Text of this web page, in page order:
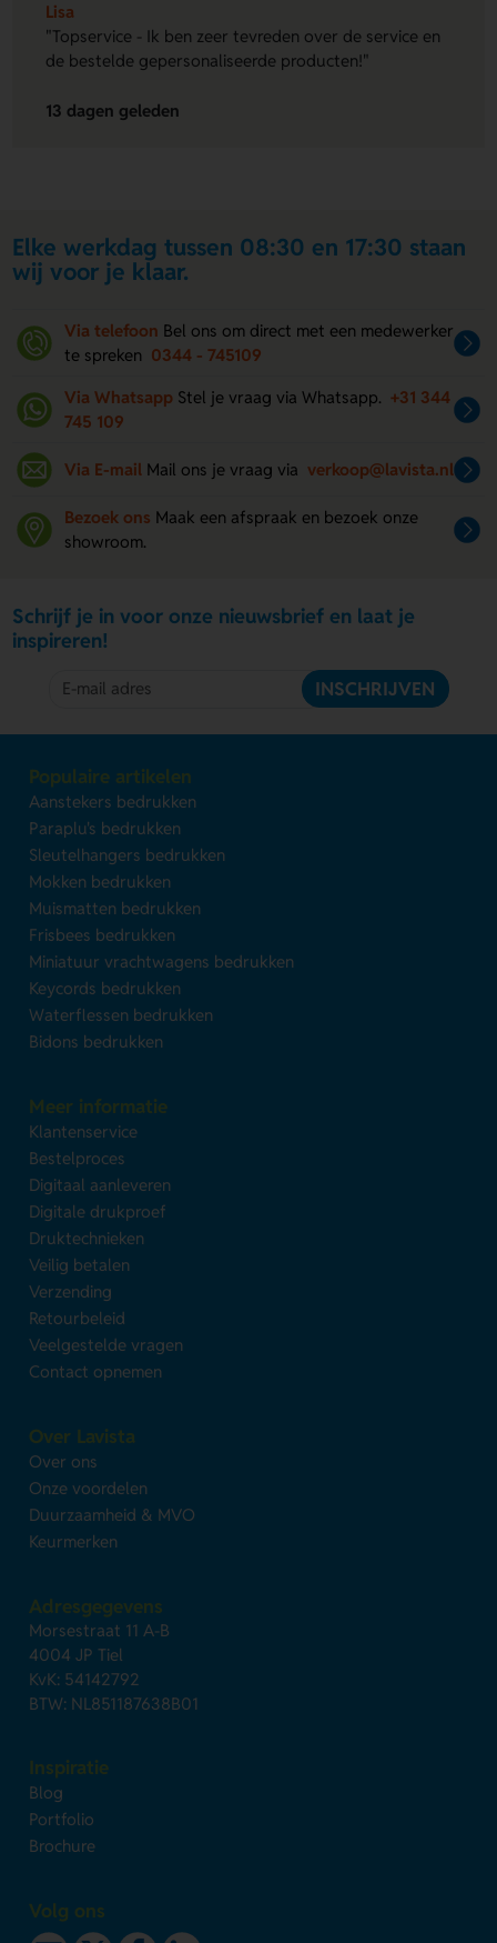
Lisa
"Topservice - Ik ben zeer tevreden over de service en
de bestelde gepersonaliseerde producten!"
13 dagen geleden
Elke werkdag tussen 08:30 en 17:30 staan
wij voor je klaar.
Via telefoon Bel ons om direct met een medewerker
te spreken 0344 - 745109
Via Whatsapp Stel je vraag via Whatsapp. +31 344
745 109
Via E-mail Mail ons je vraag via verkoop@lavista.nl
Bezoek ons Maak een afspraak en bezoek onze
showroom.
Schrijf je in voor onze nieuwsbrief en laat je
inspireren!
INSCHRIJVEN
Populaire artikelen
Aanstekers bedrukken
Paraplu's bedrukken
Sleutelhangers bedrukken
Mokken bedrukken
Muismatten bedrukken
Frisbees bedrukken
Miniatuur vrachtwagens bedrukken
Keycords bedrukken
Waterflessen bedrukken
Bidons bedrukken
Meer informatie
Klantenservice
Bestelproces
Digitaal aanleveren
Digitale drukproef
Druktechnieken
Veilig betalen
Verzending
Retourbeleid
Veelgestelde vragen
Contact opnemen
Over Lavista
Over ons
Onze voordelen
Duurzaamheid & MVO
Keurmerken
Adresgegevens
Morsestraat 11 A-B
4004 JP Tiel
KvK: 54142792
BTW: NL851187638B01
Inspiratie
Blog
Portfolio
Brochure
Volg ons